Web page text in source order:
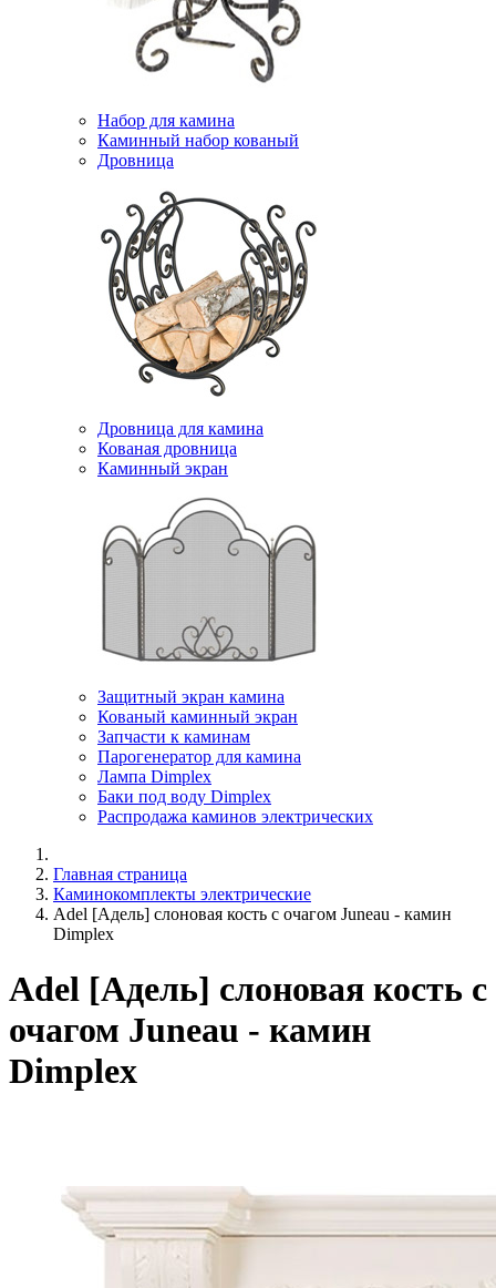
Набор для камина
Каминный набор кованый
Дровница
Дровница для камина
Кованая дровница
Каминный экран
Защитный экран камина
Кованый каминный экран
Запчасти к каминам
Парогенератор для камина
Лампа Dimplex
Баки под воду Dimplex
Распродажа каминов электрических
Главная страница
Каминокомплекты электрические
Adel [Адель] слоновая кость с очагом Juneau - камин
Dimplex
Adel [Адель] слоновая кость с
очагом Juneau - камин
Dimplex